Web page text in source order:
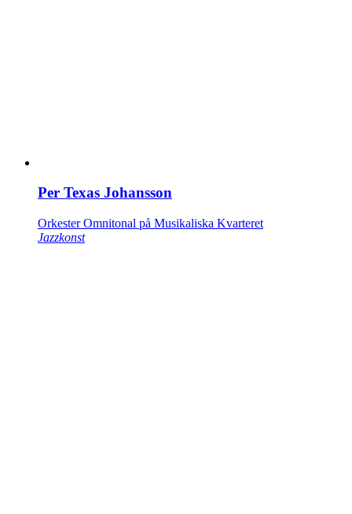
Per Texas Johansson
Orkester Omnitonal på Musikaliska Kvarteret
Jazzkonst